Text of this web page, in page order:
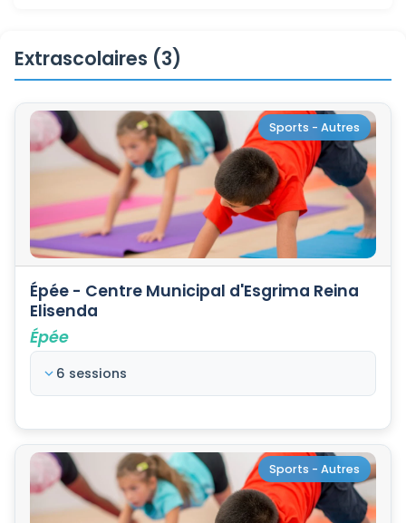
Extrascolaires (3)
Sports - Autres
Épée - Centre Municipal d'Esgrima Reina
Elisenda
Épée
6 sessions
Sports - Autres